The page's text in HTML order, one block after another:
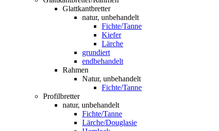
Glattkantbretter
natur, unbehandelt
Fichte/Tanne
Kiefer
Lärche
grundiert
endbehandelt
Rahmen
Natur, unbehandelt
Fichte/Tanne
Profilbretter
natur, unbehandelt
Fichte/Tanne
Lärche/Douglasie